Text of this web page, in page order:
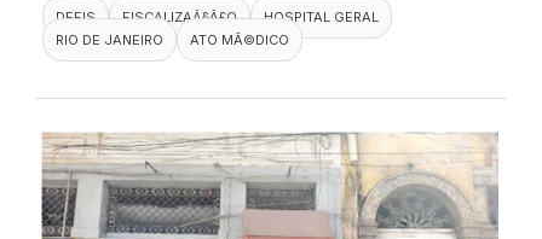
DEFIS FISCALIZAÃ§Ã£O
HOSPITAL GERAL
RIO DE JANEIRO
ATO MÃ©DICO